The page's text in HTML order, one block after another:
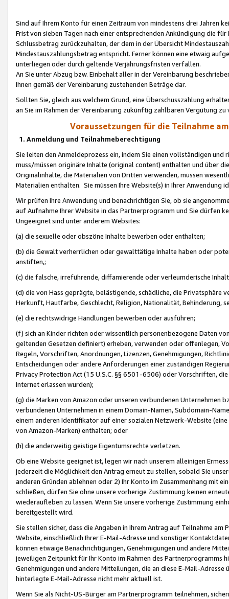
Sind auf Ihrem Konto für einen Zeitraum von mindestens drei Jahren
Frist von sieben Tagen nach einer entsprechenden Ankündigung die
Schlussbetrag zurückzuhalten, der dem in der Übersicht
Mindestauszahlungsbetrag entspricht. Ferner können eine etwaig
unterliegen oder durch geltende Verjährungsfristen verfallen.
An Sie unter Abzug bzw. Einbehalt aller in der Vereinbarung
Ihnen gemäß der Vereinbarung zustehenden Beträge dar.
Sollten Sie, gleich aus welchem Grund, eine Überschusszahlung
an Sie im Rahmen der Vereinbarung zukünftig zahlbaren Vergütung zu
Voraussetzungen für die Teilnahme
1. Anmeldung und Teilnahmeberechtigung
Sie leiten den Anmeldeprozess ein, indem Sie einen vollständigen
muss/müssen originäre Inhalte (original content) enthalten und über
Originalinhalte, die Materialien von Dritten verwenden, müssen
Materialien enthalten. Sie müssen Ihre Website(s) in Ihrer Anwendung
Wir prüfen Ihre Anwendung und benachrichtigen Sie, ob sie
auf Aufnahme Ihrer Website in das Partnerprogramm und Sie dürfen
Ungeeignet sind unter anderem Websites:
(a) die sexuelle oder obszöne Inhalte bewerben oder enthalten;
(b) die Gewalt verherrlichen oder gewalttätige Inhalte haben oder
anstiften,;
(c) die falsche, irreführende, diffamierende oder verleumderische
(d) die von Hass geprägte, belästigende, schädliche, die Privatsphäre
Herkunft, Hautfarbe, Geschlecht, Religion, Nationalität, Behinderung,
(e) die rechtswidrige Handlungen bewerben oder ausführen;
(f) sich an Kinder richten oder wissentlich personenbezogene Daten
geltenden Gesetzen definiert) erheben, verwenden oder offenlegen,
Regeln, Vorschriften, Anordnungen, Lizenzen, Genehmigungen,
Entscheidungen oder andere Anforderungen einer zuständigen
Privacy Protection Act (15 U.S.C. §§ 6501-6506) oder Vorschriften,
Internet erlassen wurden);
(g) die Marken von Amazon oder unseren verbundenen Unternehmen
verbundenen Unternehmen in einem Domain-Namen, Subdomain-
einem anderen Identifikator auf einer sozialen Netzwerk-Website
von Amazon-Marken) enthalten; oder
(h) die anderweitig geistige Eigentumsrechte verletzen.
Ob eine Website geeignet ist, legen wir nach unserem alleinigen
jederzeit die Möglichkeit den Antrag erneut zu stellen, sobald Sie
anderen Gründen ablehnen oder 2) Ihr Konto im Zusammenhang mit
schließen, dürfen Sie ohne unsere vorherige Zustimmung keinen
wiederaufleben zu lassen. Wenn Sie unsere vorherige Zustimmung
bereitgestellt wird.
Sie stellen sicher, dass die Angaben in Ihrem Antrag auf Teilnahme
Website, einschließlich Ihrer E-Mail-Adresse und sonstiger
können etwaige Benachrichtigungen, Genehmigungen und andere
jeweiligen Zeitpunkt für Ihr Konto im Rahmen des Partnerprogramms
Genehmigungen und andere Mitteilungen, die an diese E-Mail-
hinterlegte E-Mail-Adresse nicht mehr aktuell ist.
Wenn Sie als Nicht-US-Bürger am Partnerprogramm teilnehmen,